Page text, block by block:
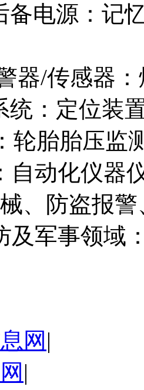
备电源：记
器/传感器
统：定位装
轮胎胎压监
自动化仪器
、防盗报
及军事领域
网 |
|